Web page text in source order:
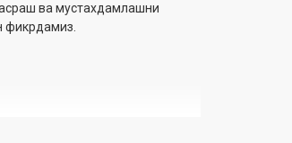
асраш ва мустахдамлашни
фикрдамиз.